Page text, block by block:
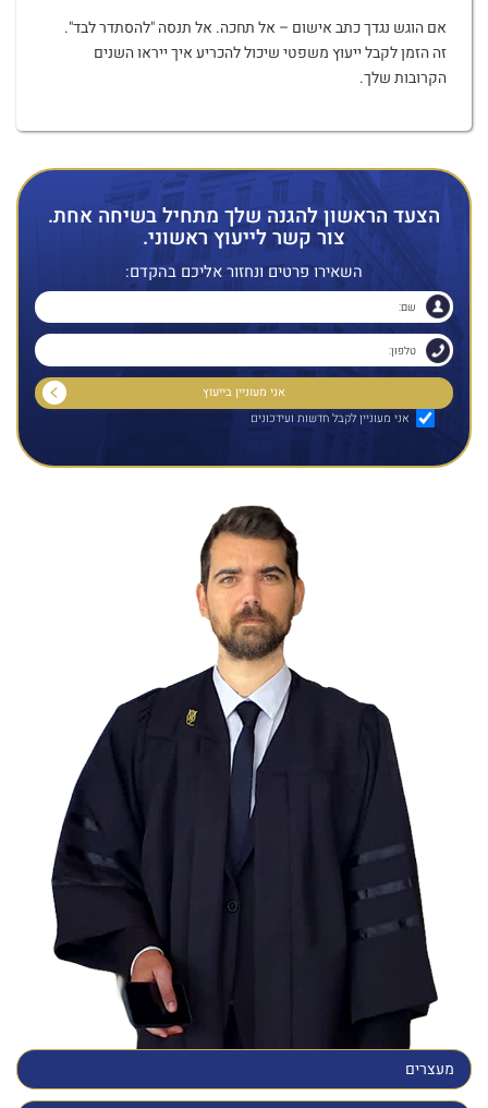
מעצרים
אם הוגש נגדך כתב אישום – אל תחכה. אל תנסה "להסתדר לבד".
זה הזמן לקבל ייעוץ משפטי שיכול להכריע איך ייראו השנים
הקרובות שלך.
הצעד הראשון להגנה שלך מתחיל בשיחה אחת.
צור קשר לייעוץ ראשוני.
השאירו פרטים ונחזור אליכם בהקדם:
אני מעוניין לקבל חדשות ועידכונים